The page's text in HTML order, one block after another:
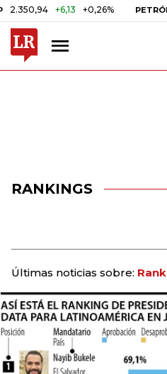
+6,13 +0,26% PETRÓLEO
RANKINGS
Últimas noticias sobre: